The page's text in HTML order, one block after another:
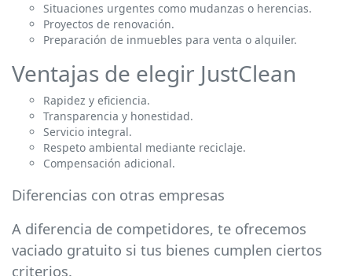
Situaciones urgentes como mudanzas o herencias.
Proyectos de renovación.
Preparación de inmuebles para venta o alquiler.
Ventajas de elegir JustClean
Rapidez y eficiencia.
Transparencia y honestidad.
Servicio integral.
Respeto ambiental mediante reciclaje.
Compensación adicional.
Diferencias con otras empresas
A diferencia de competidores, te ofrecemos
vaciado gratuito si tus bienes cumplen ciertos
criterios.